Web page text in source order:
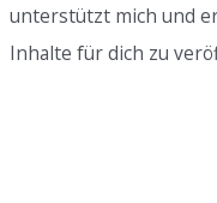
und
Erfahrungen
unterstützt mich und
Inhalte für dich zu